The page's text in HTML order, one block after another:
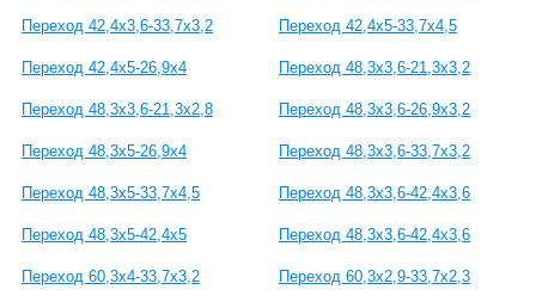
Переход 42,4x3,6-33,7x3,2 Переход 42,4x5-33,7x4,5
Переход 42,4x5-26,9x4 Переход 48,3x3,6-21,3x3,2
Переход 48,3x3,6-21,3x2,8 Переход 48,3x3,6-26,9x3,2
Переход 48,3x5-26,9x4 Переход 48,3x3,6-33,7x3,2
Переход 48,3x5-33,7x4,5 Переход 48,3x3,6-42,4x3,6
Переход 48,3x5-42,4x5 Переход 48,3x3,6-42,4x3,6
Переход 60,3x4-33,7x3,2 Переход 60,3x2,9-33,7x2,3